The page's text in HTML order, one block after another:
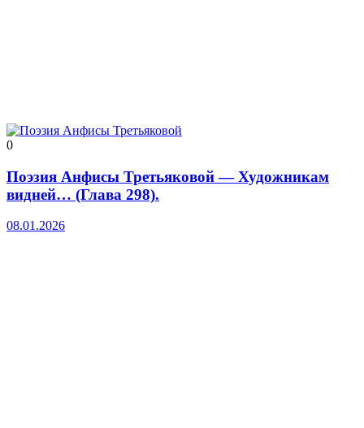
0
Поэзия Анфисы Третьяковой — Художникам
видней… (Глава 298).
08.01.2026